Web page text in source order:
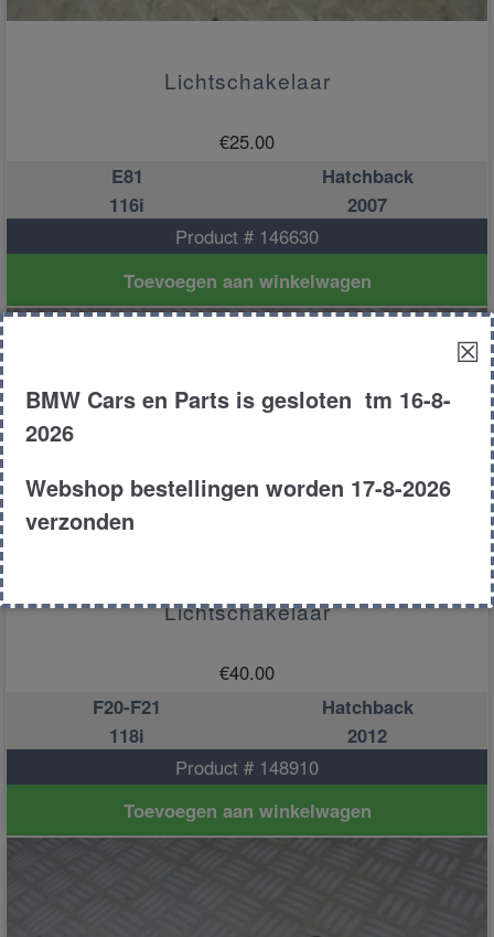
Lichtschakelaar
€25.00
E81
Hatchback
116i
2007
Product # 146630
Toevoegen aan winkelwagen
Lichtschakelaar
€40.00
F20-F21
Hatchback
118i
2012
Product # 148910
Toevoegen aan winkelwagen
☒
BMW Cars en Parts is gesloten tm 16-8-
2026
Webshop bestellingen worden 17-8-2026
verzonden